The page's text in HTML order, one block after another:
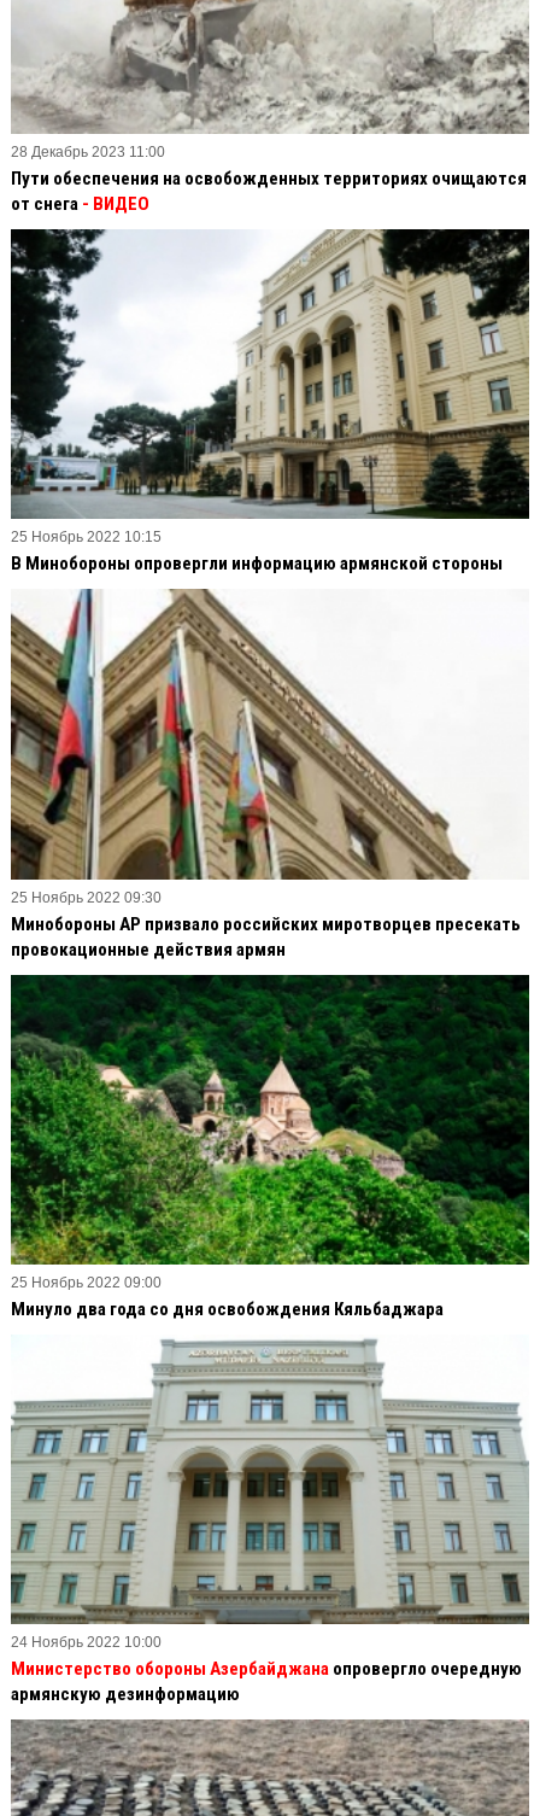
28 Декабрь 2023 11:00
Пути обеспечения на освобожденных территориях очищаются
от снега - ВИДЕО
25 Ноябрь 2022 10:15
В Минобороны опровергли информацию армянской стороны
25 Ноябрь 2022 09:30
Минобороны АР призвало российских миротворцев пресекать
провокационные действия армян
25 Ноябрь 2022 09:00
Минуло два года со дня освобождения Кяльбаджара
24 Ноябрь 2022 10:00
Министерство обороны Азербайджана опровергло очередную
армянскую дезинформацию